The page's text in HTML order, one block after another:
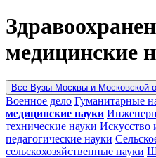
медицинские
Все Вузы Москвы и Московской
Военное дело Гуманитарные
медицинские науки
технические науки Искусство
педагогические науки
сельскохозяйственные науки